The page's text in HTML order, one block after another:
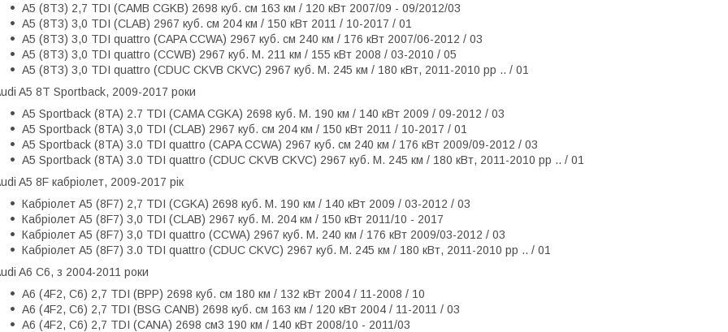
A5 (8T3) 2,7 TDI (CAMB CGKB) 2698 куб. см 163 км / 120 кВт 2007/09 - 09/2012/03
A5 (8T3) 3,0 TDI (CLAB) 2967 куб. см 204 км / 150 кВт 2011 / 10-2017 / 01
A5 (8T3) 3,0 TDI quattro (CAPA CCWA) 2967 куб. см 240 км / 176 кВт 2007/06-2012 / 03
A5 (8T3) 3,0 TDI quattro (CCWB) 2967 куб. М. 211 км / 155 кВт 2008 / 03-2010 / 05
A5 (8T3) 3,0 TDI quattro (CDUC CKVB CKVC) 2967 куб. М. 245 км / 180 кВт, 2011-2010 рр .. / 01
A5 8T Sportback, 2009-2017 роки
A5 Sportback (8TA) 2.7 TDI (CAMA CGKA) 2698 куб. М. 190 км / 140 кВт 2009 / 09-2012 / 03
A5 Sportback (8TA) 3,0 TDI (CLAB) 2967 куб. см 204 км / 150 кВт 2011 / 10-2017 / 01
A5 Sportback (8TA) 3.0 TDI quattro (CAPA CCWA) 2967 куб. см 240 км / 176 кВт 2009/09-2012 / 03
A5 Sportback (8TA) 3.0 TDI quattro (CDUC CKVB CKVC) 2967 куб. М. 245 км / 180 кВт, 2011-2010 рр .. / 01
A5 8F кабріолет, 2009-2017 рік
Кабріолет A5 (8F7) 2,7 TDI (CGKA) 2698 куб. М. 190 км / 140 кВт 2009 / 03-2012 / 03
Кабріолет A5 (8F7) 3,0 TDI (CLAB) 2967 куб. М. 204 км / 150 кВт 2011/10 - 2017
Кабріолет A5 (8F7) 3,0 TDI quattro (CCWA) 2967 куб. М. 240 км / 176 кВт 2009/03-2012 / 03
Кабріолет A5 (8F7) 3.0 TDI quattro (CDUC CKVC) 2967 куб. М. 245 км / 180 кВт, 2011-2010 рр .. / 01
A6 C6, з 2004-2011 роки
A6 (4F2, C6) 2,7 TDI (BPP) 2698 куб. см 180 км / 132 кВт 2004 / 11-2008 / 10
A6 (4F2, C6) 2,7 TDI (BSG CANB) 2698 куб. см 163 км / 120 кВт 2004 / 11-2011 / 03
A6 (4F2, C6) 2,7 TDI (CANA) 2698 см3 190 км / 140 кВт 2008/10 - 2011/03